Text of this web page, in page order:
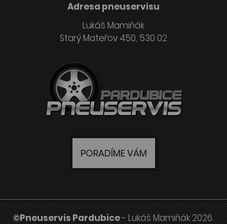
Adresa pneuservisu
Lukáš Mamiňák
Starý Mateřov 450, 530 02
PORADÍME VÁM
©Pneuservis Pardubice- Lukáš Mamiňák 2026.